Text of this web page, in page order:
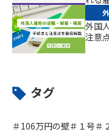
外国
注意
タグ
＃106万円の壁＃１号＃